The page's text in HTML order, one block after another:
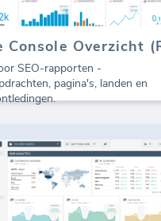
SEO-rapporten -
pagina's, landen en